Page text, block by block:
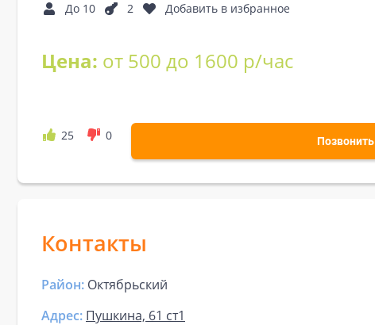
До 10 2 Добавить в избранное
Цена: от 500 до 1600 р/час
25 0 Позвонить
Контакты
Район: Октябрьский
Адрес: Пушкина, 61 ст1